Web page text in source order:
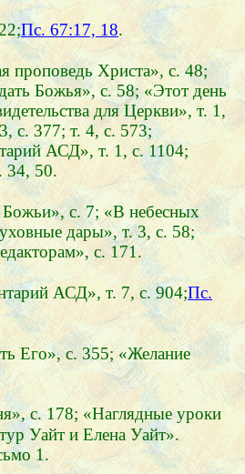
Пс. 67:17, 18.
проповедь Христа», с. 48;
Божья», с. 58; «Этот день
для Церкви», т. 1,
с. 377; т. 4, с. 573;
АСД», т. 1, с. 1104;
34, 50.
с. 7; «В небесных
дары», т. 3, с. 58;
с. 171.
АСД», т. 7, с. 904;Пс.
Его», с. 355; «Желание
с. 178; «Наглядные уроки
Уайт и Елена Уайт».
1.